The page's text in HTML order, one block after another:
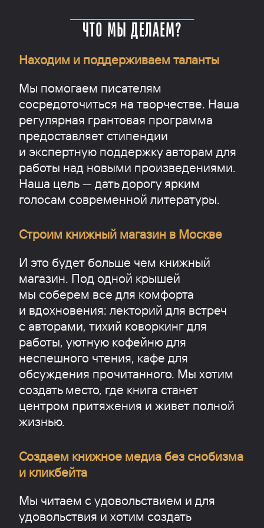
ЧТО МЫ ДЕЛАЕМ?
Находим и поддерживаем таланты
Мы помогаем писателям
сосредоточиться на творчестве. Наша
регулярная грантовая программа
предоставляет стипендии
и экспертную поддержку авторам для
работы над новыми произведениями.
Наша цель — дать дорогу ярким
голосам современной литературы.
Строим книжный магазин в Москве
И это будет больше чем книжный
магазин. Под одной крышей
мы соберем все для комфорта
и вдохновения: лекторий для встреч
с авторами, тихий коворкинг для
работы, уютную кофейню для
неспешного чтения, кафе для
обсуждения прочитанного. Мы хотим
создать место, где книга станет
центром притяжения и живет полной
жизнью.
Создаем книжное медиа без снобизма
и кликбейта
Мы читаем с удовольствием и для
удовольствия и хотим создать